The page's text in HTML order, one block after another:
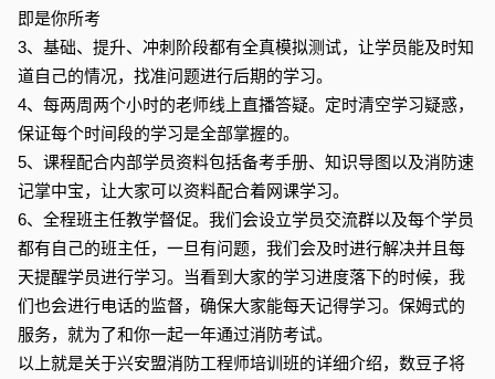
即是你所考
3、基础、提升、冲刺阶段都有全真模拟测试，让学员能及时知
道自己的情况，找准问题进行后期的学习。
4、每两周两个小时的老师线上直播答疑。定时清空学习疑惑，
保证每个时间段的学习是全部掌握的。
5、课程配合内部学员资料包括备考手册、知识导图以及消防速
记掌中宝，让大家可以资料配合着网课学习。
6、全程班主任教学督促。我们会设立学员交流群以及每个学员
都有自己的班主任，一旦有问题，我们会及时进行解决并且每
天提醒学员进行学习。当看到大家的学习进度落下的时候，我
们也会进行电话的监督，确保大家能每天记得学习。保姆式的
服务，就为了和你一起一年通过消防考试。
以上就是关于兴安盟消防工程师培训班的详细介绍，数豆子将